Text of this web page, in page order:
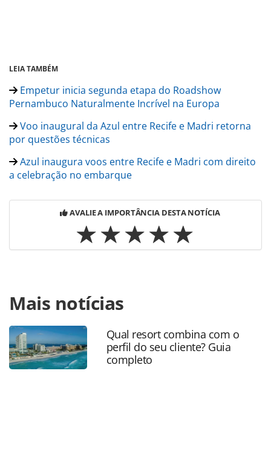
LEIA TAMBÉM
Empetur inicia segunda etapa do Roadshow
Pernambuco Naturalmente Incrível na Europa
Voo inaugural da Azul entre Recife e Madri retorna
por questões técnicas
Azul inaugura voos entre Recife e Madri com direito
a celebração no embarque
AVALIE A IMPORTÂNCIA DESTA NOTÍCIA
https://www.panrotas.com.br/aviacao/aeroportos/2025/
de-recife-tem-recorde-de-movimentacao-nos-primeiros-
meses-de-2025_219092.html ou as ferramentas oferecidas
na página. Todo o conteúdo produzido pela PANROTAS
Editora é protegido pela legislação brasileira sobre direito
autoral. Não reproduza o conteúdo sem autorização da
Mais notícias
Qual resort combina com o
perfil do seu cliente? Guia
completo